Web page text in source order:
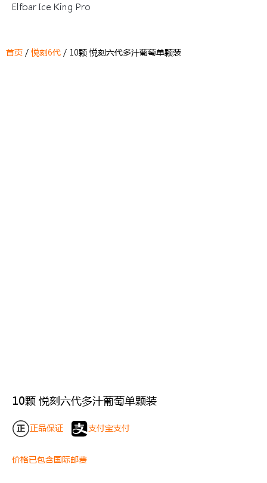
Elfbar Ice King Pro
首页 / 悦刻6代 / 10颗 悦刻六代多汁葡萄单颗装
10颗 悦刻六代多汁葡萄单颗装
正品保证 支付宝支付
价格已包含国际邮费